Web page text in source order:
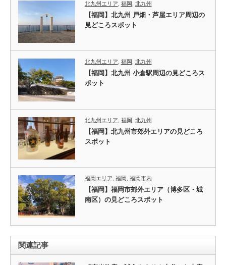
北九州エリア 福岡 北九州
【福岡】北九州 戸畑・芦屋エリア周辺の
見どころスポット
北九州エリア, 福岡 , 北九州
【福岡】北九州 小倉駅周辺の見どころス
ポット
北九州エリア 福岡 北九州
【福岡】北九州市郊外エリアの見どころ
スポット
福岡エリア 福岡 福岡市内
【福岡】福岡市郊外エリア（博多区・城
南区）の見どころスポット
関連記事